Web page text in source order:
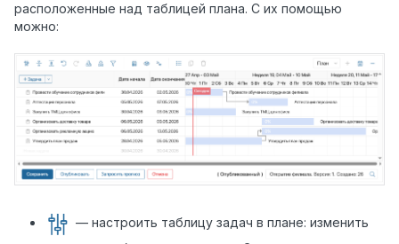
расположенные над таблицей плана. С их помощью
можно:
— настроить таблицу задач в плане: изменить